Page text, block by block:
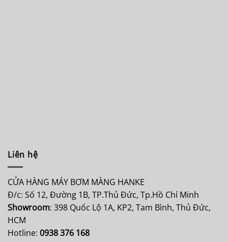
Liên hệ
CỬA HÀNG MÁY BƠM MÀNG HANKE
Đ/c: Số 12, Đường 1B, TP.Thủ Đức, Tp.Hồ Chí Minh
Showroom: 398 Quốc Lộ 1A, KP2, Tam Bình, Thủ Đức,
HCM
Hotline: 0938 376 168